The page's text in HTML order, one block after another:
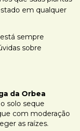
em qualquer
sempre
sobre
da Orbea
solo seque
com moderação
as raízes.